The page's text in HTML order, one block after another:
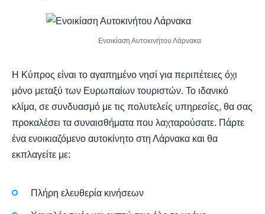
Ενοικίαση Αυτοκινήτου Λάρνακα
Η Κύπρος είναι το αγαπημένο νησί για περιπέτειες όχι
μόνο μεταξύ των Ευρωπαίων τουριστών. Το ιδανικό
κλίμα, σε συνδυασμό με τις πολυτελείς υπηρεσίες, θα σας
προκαλέσει τα συναισθήματα που λαχταρούσατε. Πάρτε
ένα ενοικιαζόμενο αυτοκίνητο στη Λάρνακα και θα
εκπλαγείτε με:
Πλήρη ελευθερία κινήσεων